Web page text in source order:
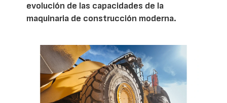
evolución de las capacidades de la
maquinaria de construcción moderna.